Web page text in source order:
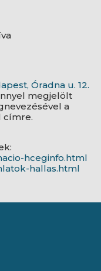
Óradna u. 12.
megjelölt
a
címre.
hceginfo.html
hallas.html